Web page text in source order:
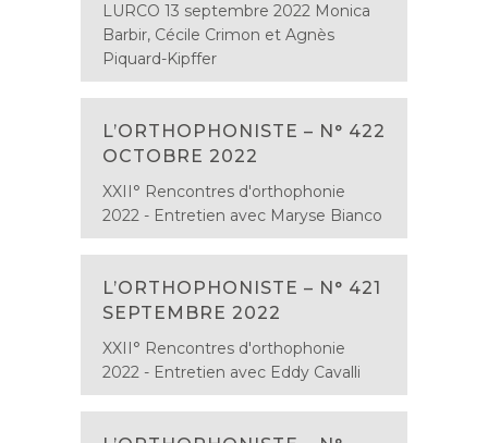
LURCO 13 septembre 2022 Monica
Barbir, Cécile Crimon et Agnès
Piquard-Kipffer
L’ORTHOPHONISTE – N° 422
OCTOBRE 2022
XXII° Rencontres d'orthophonie
2022 - Entretien avec Maryse Bianco
L’ORTHOPHONISTE – N° 421
SEPTEMBRE 2022
XXII° Rencontres d'orthophonie
2022 - Entretien avec Eddy Cavalli